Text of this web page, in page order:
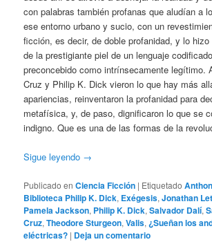
con palabras también profanas que aludían a
ese entorno urbano y sucio, con un
ficción, es decir, de doble profanidad, y lo
de la prestigiante piel de un lenguaje
preconcebido como intrínsecamente legítimo.
Cruz y Philip K. Dick vieron lo que hay más
apariencias, reinventaron la profanidad para
metafísica, y, de paso, dignificaron lo que se
indigno. Que es una de las formas de la
Sigue leyendo →
Publicado en Ciencia Ficción | Etiquetado
Biblioteca Philip K. Dick, Exégesis,Jonathan
Pamela Jackson, Philip K. Dick,Salvador Dalí,
Cruz,Theodore Sturgeon,Valis, ¿Sueñan los
eléctricas? | Deja un comentario